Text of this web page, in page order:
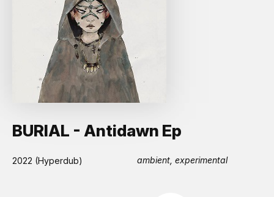
BURIAL - Antidawn Ep
2022 (Hyperdub) ambient, experimental